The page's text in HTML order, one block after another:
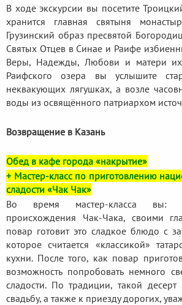
В ходе экскурсии вы посетите
хранится главная святыня
Грузинский образ пресвятой
Святых Отцев в Синае и Раифе
Веры, Надежды, Любови и матери
Раифского озера вы услышите
неквакующих лягушках, а возле
воды из освящённого патриархом
Возвращение в Казань
Обед в кафе города «накрытие»
+ Мастер-класс по приготовлению
сладости «Чак Чак»
Во время мастер-класса вы:
происхождения Чак-Чака, своими
повар готовит это сладкое блюдо с
которое считается «классикой»
кухни. После того, как повар
возможность попробовать немного
сладости. По традиции, такой
свадьбу, а также к приезду дорогих,